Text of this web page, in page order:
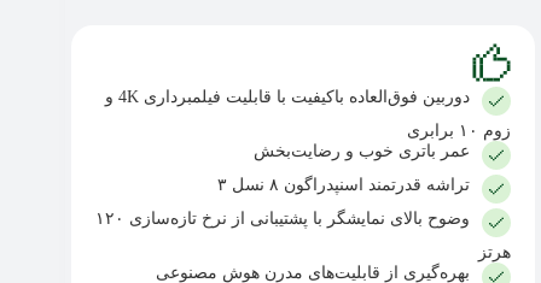
دوربین فوق‌العاده باکیفیت با قابلیت فیلمبرداری 4K و
زوم ۱۰ برابری
عمر باتری خوب و رضایت‌بخش
تراشه قدرتمند اسنپدراگون ۸ نسل ۳
وضوح بالای نمایشگر با پشتیبانی از نرخ تازه‌سازی ۱۲۰
هرتز
بهره‌گیری از قابلیت‌های مدرن هوش مصنوعی